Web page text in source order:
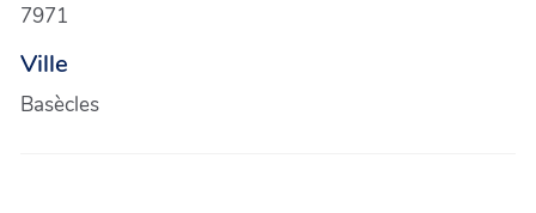
7971
Ville
Basècles